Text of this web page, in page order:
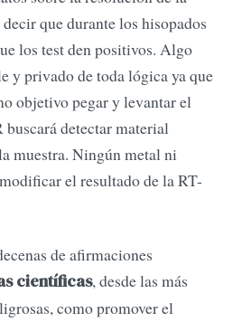
que durante los hisopados
los test den positivos. Algo
y privado de toda lógica ya que
objetivo pegar y levantar el
detectar material
muestra. Ningún metal ni
el resultado de la RT-
de afirmaciones
científicas, desde las más
como promover el